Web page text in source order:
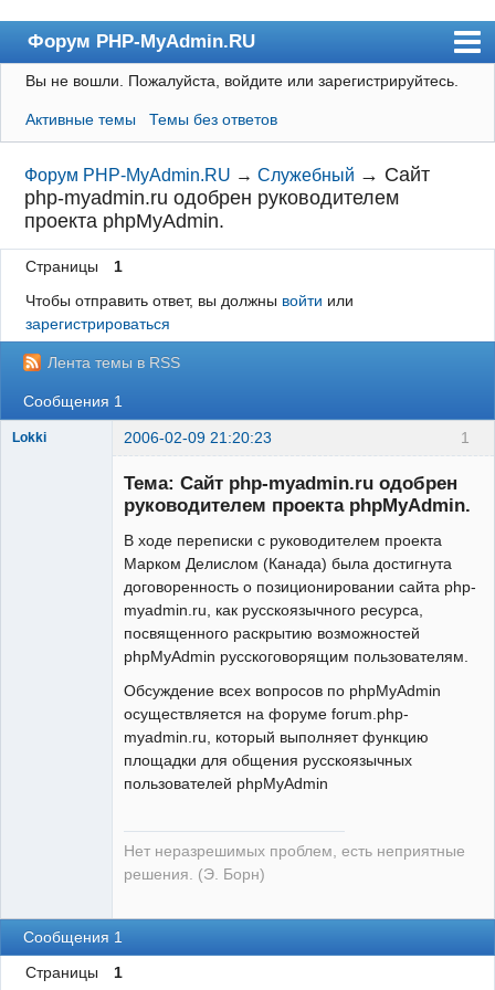
Форум PHP-MyAdmin.RU
Форум
Пользователи
Правила
Поиск
Регистрация
Вы не вошли. Пожалуйста, войдите или зарегистрируйтесь.
Активные темы Темы без ответов
Форум PHP-MyAdmin.RU →Служебный → Сайт
php-myadmin.ru одобрен руководителем
проекта phpMyAdmin.
Страницы
1
Чтобы отправить ответ, вы должны войти или
зарегистрироваться
Лента темы в RSS
Сообщения 1
1
Lokki 2006-02-09 21:20:23
Тема: Сайт php-myadmin.ru одобрен
руководителем проекта phpMyAdmin.
В ходе переписки с руководителем проекта
Марком Делислом (Канада) была достигнута
договоренность о позиционировании сайта php-
myadmin.ru, как русскоязычного ресурса,
посвященного раскрытию возможностей
phpMyAdmin русскоговорящим пользователям.
Обсуждение всех вопросов по phpMyAdmin
осуществляется на форуме forum.php-
myadmin.ru, который выполняет функцию
площадки для общения русскоязычных
пользователей phpMyAdmin
Нет неразрешимых проблем, есть неприятные
решения. (Э. Борн)
Сообщения 1
Страницы 1